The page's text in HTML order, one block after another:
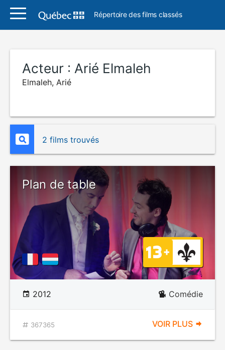
Répertoire des films classés
Acteur : Arié Elmaleh
Elmaleh, Arié
2 films trouvés
Plan de table
2012 Comédie
367365 VOIR PLUS